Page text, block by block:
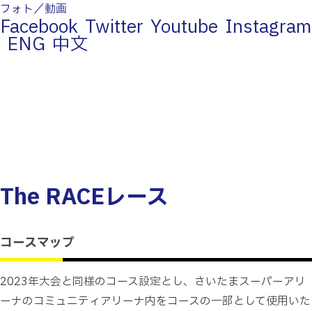
フォト／動画
Facebook Twitter Youtube Instagram
ENG 中文
The RACEレース
コースマップ
2023年大会と同様のコース設定とし、さいたまスーパーアリ
ーナのコミュニティアリーナ内をコースの一部として使用いた